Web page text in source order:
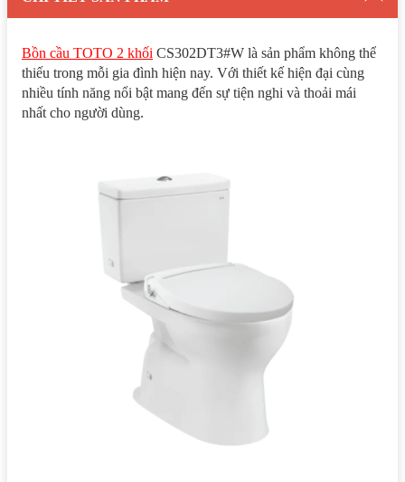
Bồn cầu TOTO 2 khối CS302DT3#W là sản phẩm không thể
thiếu trong mỗi gia đình hiện nay. Với thiết kế hiện đại cùng
nhiều tính năng nổi bật mang đến sự tiện nghi và thoải mái
nhất cho người dùng.